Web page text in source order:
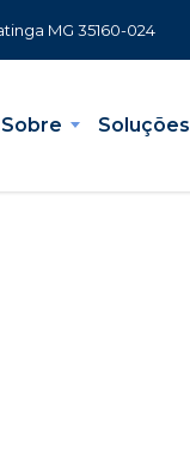
MG 35160-024
Sobre Soluções